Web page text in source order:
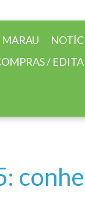
MARAU
/